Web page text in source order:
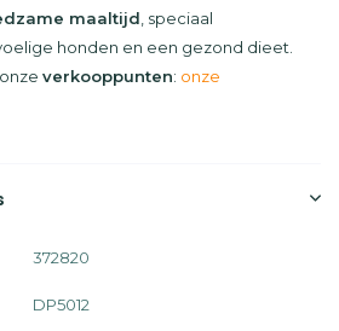
maaltijd , speciaal
honden en een gezond dieet.
verkooppunten: onze
372820
DP5012